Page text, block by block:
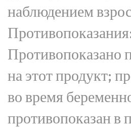
наблюдением
Противопоказано
на этот продукт;
во время
противопоказан в